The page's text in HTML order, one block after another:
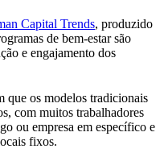
Capital Trends, produzido
de bem-estar são
e engajamento dos
que os modelos tradicionais
com muitos trabalhadores
ou empresa em específico e
fixos.